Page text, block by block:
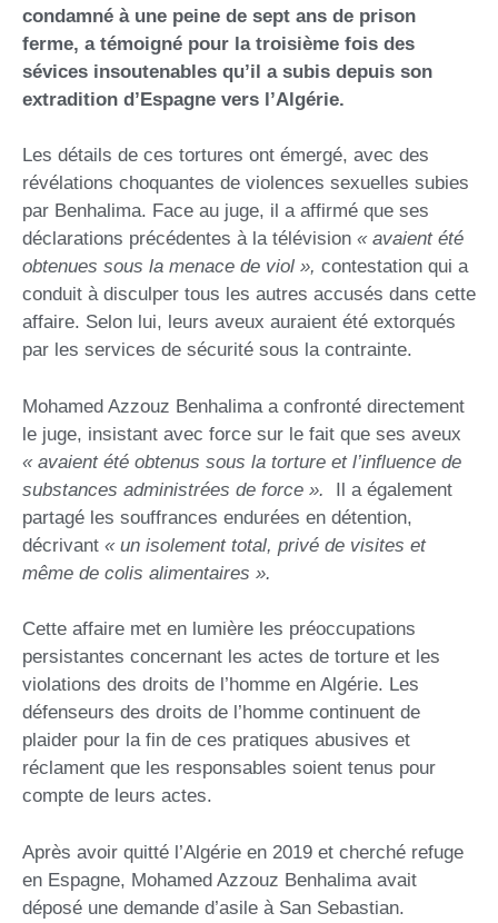
condamné à une peine de sept ans de prison
ferme, a témoigné pour la troisième fois des
sévices insoutenables qu’il a subis depuis son
extradition d’Espagne vers l’Algérie.
Les détails de ces tortures ont émergé, avec des
révélations choquantes de violences sexuelles subies
par Benhalima. Face au juge, il a affirmé que ses
déclarations précédentes à la télévision « avaient été
obtenues sous la menace de viol », contestation qui a
conduit à disculper tous les autres accusés dans cette
affaire. Selon lui, leurs aveux auraient été extorqués
par les services de sécurité sous la contrainte.
Mohamed Azzouz Benhalima a confronté directement
le juge, insistant avec force sur le fait que ses aveux
« avaient été obtenus sous la torture et l’influence de
substances administrées de force ».
Il a également
partagé les souffrances endurées en détention,
décrivant « un isolement total, privé de visites et
même de colis alimentaires ».
Cette affaire met en lumière les préoccupations
persistantes concernant les actes de torture et les
violations des droits de l’homme en Algérie. Les
défenseurs des droits de l’homme continuent de
plaider pour la fin de ces pratiques abusives et
réclament que les responsables soient tenus pour
compte de leurs actes.
Après avoir quitté l’Algérie en 2019 et cherché refuge
en Espagne, Mohamed Azzouz Benhalima avait
déposé une demande d’asile à San Sebastian.